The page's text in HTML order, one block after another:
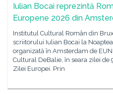
Iulian Bocai reprezintă
Europene 2026 din
Institutul Cultural Român din
scriitorului Iulian Bocai la
organizată în Amsterdam de
Cultural DeBalie, în seara zilei
Zilei Europei. Prin